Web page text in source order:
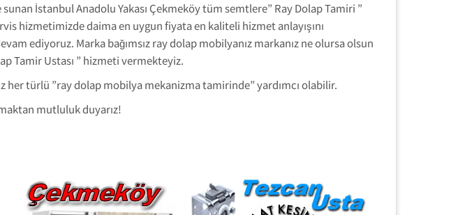
İstanbul Anadolu Yakası Çekmeköy tüm semtlere” Ray Dolap Tamiri ”
hizmetimizde daima en uygun fiyata en kaliteli hizmet anlayışını
ediyoruz. Marka bağımsız ray dolap mobilyanız markanız ne olursa olsun
Tamir Ustası ” hizmeti vermekteyiz.
her türlü ”ray dolap mobilya mekanizma tamirinde” yardımcı olabilir.
mutluluk duyarız!